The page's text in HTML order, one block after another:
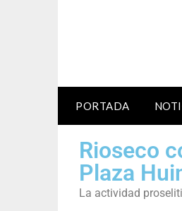
PORTADA
Rioseco
Plaza
La actividad